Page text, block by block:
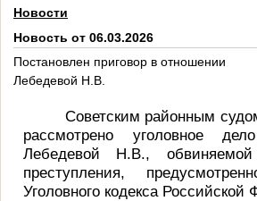
Новости
Новость от 06.03.2026
Постановлен приговор в отношении
Лебедевой Н.В.
Советским районным
рассмотрено уголовное
Лебедевой Н.В.,
преступления,
Уголовного кодекса Российской